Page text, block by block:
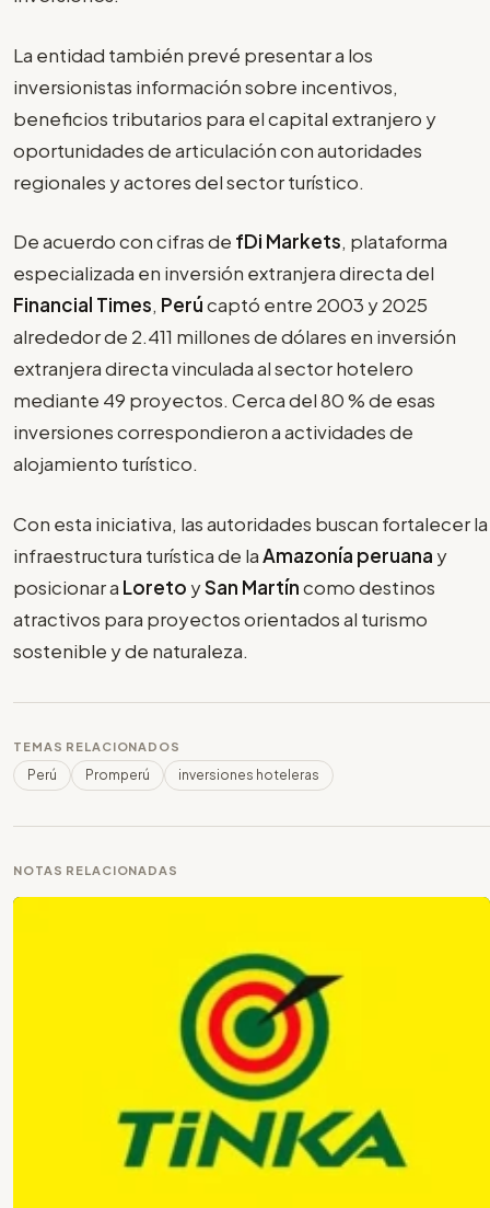
La entidad también prevé presentar a los
inversionistas información sobre incentivos,
beneficios tributarios para el capital extranjero y
oportunidades de articulación con autoridades
regionales y actores del sector turístico.
De acuerdo con cifras de fDi Markets, plataforma
especializada en inversión extranjera directa del
Financial Times, Perúcaptó entre 2003 y 2025
alrededor de 2.411 millones de dólares en inversión
extranjera directa vinculada al sector hotelero
mediante 49 proyectos. Cerca del 80 % de esas
inversiones correspondieron a actividades de
alojamiento turístico.
Con esta iniciativa, las autoridades buscan fortalecer la
infraestructura turística de laAmazonía peruana y
posicionar a Loreto ySan Martíncomo destinos
atractivos para proyectos orientados al turismo
sostenible y de naturaleza.
TEMAS RELACIONADOS
Perú Promperú inversiones hoteleras
NOTAS RELACIONADAS